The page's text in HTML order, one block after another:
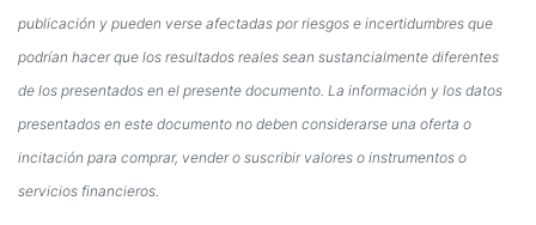
publicación y pueden verse afectadas por riesgos e incertidumbres que
podrían hacer que los resultados reales sean sustancialmente diferentes
de los presentados en el presente documento. La información y los datos
presentados en este documento no deben considerarse una oferta o
incitación para comprar, vender o suscribir valores o instrumentos o
servicios financieros.